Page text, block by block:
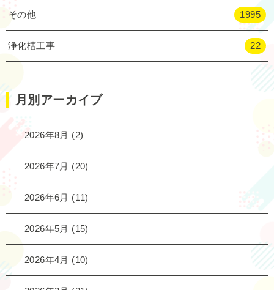
その他 1995
浄化槽工事 22
月別アーカイブ
2026年8月 (2)
2026年7月 (20)
2026年6月 (11)
2026年5月 (15)
2026年4月 (10)